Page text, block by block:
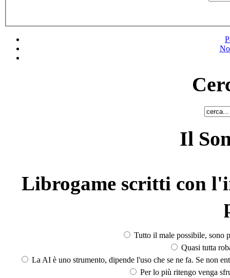
Il
Librogame scritti con
Tutto il male possibile, sono
Quasi tutta
La AI è uno strumento, dipende l'uso che se ne fa. Se non
Per lo più ritengo venga